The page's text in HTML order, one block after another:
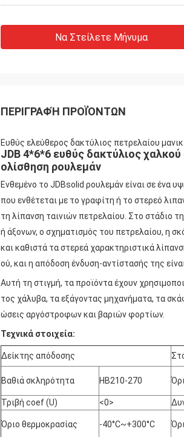
Να Στείλετε Μήνυμα
ΠΕΡΙΓΡΑΦΉ ΠΡΟΪΌΝΤΩΝ
Ευθύς ελεύθερος δακτύλιος πετρελαίου
JDB 4*6*6 ευθύς δακτύλιος
ολίσθηση ρουλεμάν
Ενθεμένο το JDBsolid ρουλεμάν είναι σε ένα
που ενθέτεται με το γραφίτη ή το στερεό
τη λίπανση ταινιών πετρελαίου. Στο στάδιο
ή άξονων, ο σχηματισμός του πετρελαίου, η
και καθιστά τα στερεά χαρακτηριστικά
ού, και η απόδοση ένδυση-αντίστασής της
Αυτή τη στιγμή, τα προϊόντα έχουν
τος χάλυβα, τα εξάγοντας μηχανήματα, τα
ώσεις αργόστροφων και βαριών φορτίων.
Τεχνικά στοιχεία:
Δείκτης απόδοσης
Βαθιά σκληρότητα HB210-270
Τριβή coef (U)
<0>
Όριο θερμοκρασίας -40°C~+300°C